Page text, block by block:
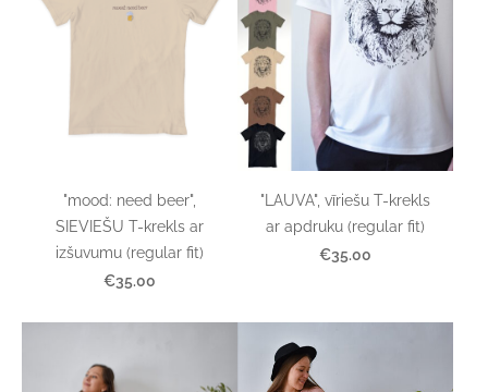
"mood: need beer",
SIEVIEŠU T-krekls ar
izšuvumu (regular fit)
€35.00
"LAUVA", vīriešu T-krekls
ar apdruku (regular fit)
€35.00